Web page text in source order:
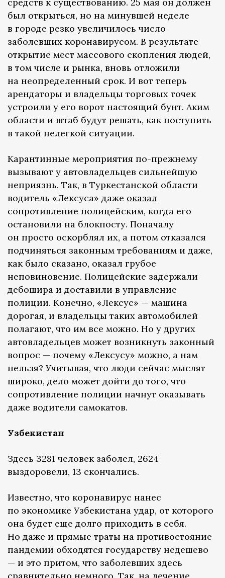
был открыться, но на минувшей неделе
в городе резко увеличилось число
заболевших коронавирусом. В результате
открытие мест массового скопления людей,
в том числе и рынка, вновь отложили
на неопределенный срок. И вот теперь
арендаторы и владельцы торговых точек
устроили у его ворот настоящий бунт. Аким
области и штаб будут решать, как поступить
в такой нелегкой ситуации.
Карантинные мероприятия по-прежнему
вызывают у автовладельцев сильнейшую
неприязнь. Так, в Туркестанской области
водитель «Лексуса» даже оказал
сопротивление полицейским, когда его
остановили на блокпосту. Поначалу
он просто оскорблял их, а потом отказался
подчиняться законным требованиям и даже,
как было сказано, оказал грубое
неповиновение. Полицейские задержали
дебошира и доставили в управление
полиции. Конечно, «Лексус» — машина
дорогая, и владельцы таких автомобилей
полагают, что им все можно. Но у других
автовладельцев может возникнуть законный
вопрос — почему «Лексусу» можно, а нам
нельзя? Учитывая, что люди сейчас мыслят
широко, дело может дойти до того, что
сопротивление полиции начнут оказывать
даже водители самокатов.
Узбекистан
Здесь 3281 человек заболел, 2624
выздоровели, 13 скончались.
Известно, что коронавирус нанес
по экономике Узбекистана удар, от которого
она будет еще долго приходить в себя.
Но даже и прямые траты на противостояние
пандемии обходятся государству недешево
— и это притом, что заболевших здесь
сравнительно немного. Так, на лечение